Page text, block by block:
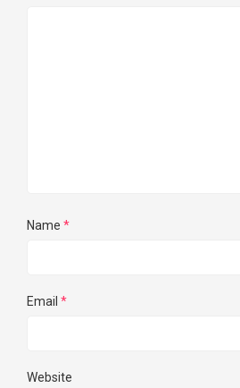
Name *
Email *
Website